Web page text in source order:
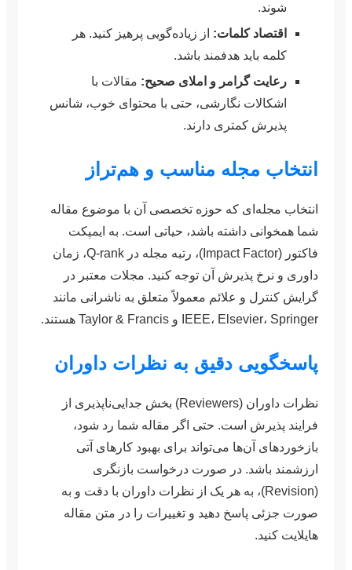
شوند.
اقتصاد کلمات: از زیاده‌گویی پرهیز کنید. هر
کلمه باید هدفمند باشد.
رعایت گرامر و املای صحیح: مقالات با
اشکالات نگارشی، حتی با محتوای خوب، شانس
پذیرش کمتری دارند.
انتخاب مجله مناسب و هم‌تراز
انتخاب مجله‌ای که حوزه تخصصی آن با موضوع مقاله
شما همخوانی داشته باشد، حیاتی است. به ایمپکت
فاکتور (Impact Factor)، رتبه مجله در Q-rank، زمان
داوری و نرخ پذیرش آن توجه کنید. مجلات معتبر در
گرایش کنترل و علائم معمولاً متعلق به ناشرانی مانند
IEEE، Elsevier، Springer و Taylor & Francis هستند.
پاسخگویی دقیق به نظرات داوران
نظرات داوران (Reviewers) بخش جدایی‌ناپذیری از
فرایند پذیرش است. حتی اگر مقاله شما رد شود،
بازخوردهای آن‌ها می‌تواند برای بهبود کارهای آتی
ارزشمند باشد. در صورت درخواست بازنگری
(Revision)، به هر یک از نظرات داوران با دقت و به
صورت جزئی پاسخ دهید و تغییرات را در متن مقاله
هایلایت کنید.